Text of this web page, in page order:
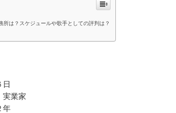
所は？スケジュールや歌手としての評判は？
業家
年